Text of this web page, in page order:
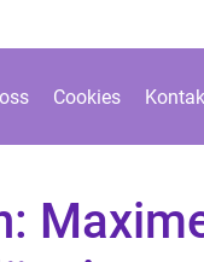
Cookies